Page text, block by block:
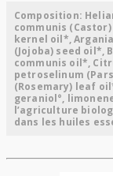
Composition:
communis
kernel oil*,
(Jojoba) seed oil*,
communis oil*,
petroselinum
(Rosemary) leaf
geraniol°,
l’agriculture
dans les huiles